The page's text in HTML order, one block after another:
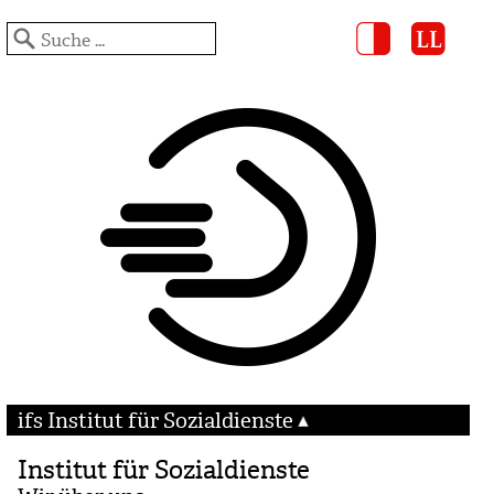
ifs Institut für Sozialdienste
Institut für Sozialdienste